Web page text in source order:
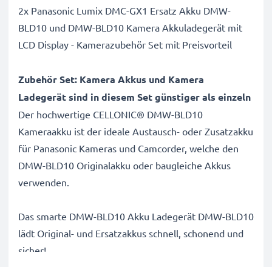
2x Panasonic Lumix DMC-GX1 Ersatz Akku DMW-
BLD10 und DMW-BLD10 Kamera Akkuladegerät mit
LCD Display - Kamerazubehör Set mit Preisvorteil
Zubehör Set: Kamera Akkus und Kamera
Ladegerät sind in diesem Set günstiger als einzeln
Der hochwertige CELLONIC® DMW-BLD10
Kameraakku ist der ideale Austausch- oder Zusatzakku
für Panasonic Kameras und Camcorder, welche den
DMW-BLD10 Originalakku oder baugleiche Akkus
verwenden.
Das smarte DMW-BLD10 Akku Ladegerät DMW-BLD10
lädt Original- und Ersatzakkus schnell, schonend und
sicher!